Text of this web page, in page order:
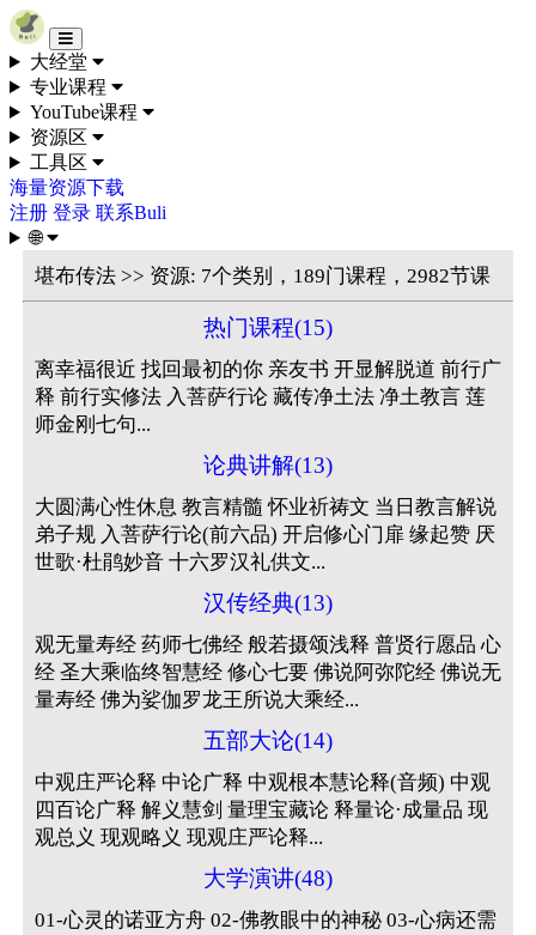
Skip to content
大经堂
专业课程
YouTube课程
资源区
工具区
海量资源下载
注册 登录 联系Buli
🌐
堪布传法 >> 资源: 7个类别，189门课程，2982节课
热门课程(15)
离幸福很近 找回最初的你 亲友书 开显解脱道 前行广
释 前行实修法 入菩萨行论 藏传净土法 净土教言 莲
师金刚七句...
论典讲解(13)
大圆满心性休息 教言精髓 怀业祈祷文 当日教言解说
弟子规 入菩萨行论(前六品) 开启修心门扉 缘起赞 厌
世歌·杜鹃妙音 十六罗汉礼供文...
汉传经典(13)
观无量寿经 药师七佛经 般若摄颂浅释 普贤行愿品 心
经 圣大乘临终智慧经 修心七要 佛说阿弥陀经 佛说无
量寿经 佛为娑伽罗龙王所说大乘经...
五部大论(14)
中观庄严论释 中论广释 中观根本慧论释(音频) 中观
四百论广释 解义慧剑 量理宝藏论 释量论·成量品 现
观总义 现观略义 现观庄严论释...
大学演讲(48)
01-心灵的诺亚方舟 02-佛教眼中的神秘 03-心病还需